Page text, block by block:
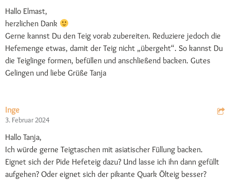
Hallo Elmast,
herzlichen Dank
Gerne kannst Du den Teig vorab zubereiten. Reduziere jedoch die
Hefemenge etwas, damit der Teig nicht „übergeht“. So kannst Du
die Teiglinge formen, befüllen und anschließend backen. Gutes
Gelingen und liebe Grüße Tanja
Inge
3. Februar 2024
Hallo Tanja,
Ich würde gerne Teigtaschen mit asiatischer Füllung backen.
Eignet sich der Pide Hefeteig dazu? Und lasse ich ihn dann gefüllt
aufgehen? Oder eignet sich der pikante Quark Ölteig besser?